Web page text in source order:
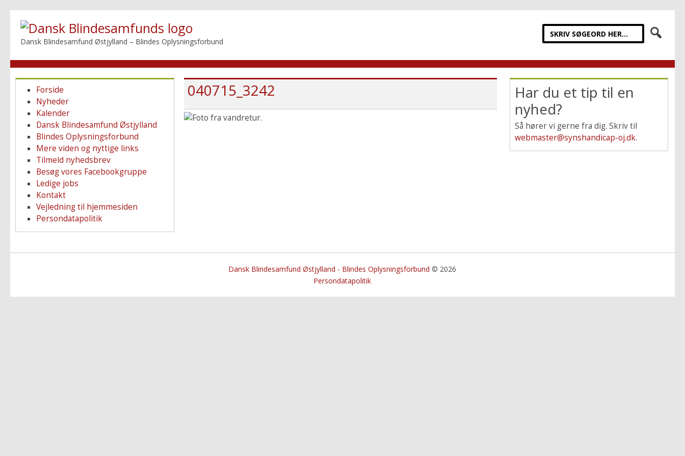
Dansk Blindesamfund Østjylland – Blindes Oplysningsforbund
040715_3242
Forside
Nyheder
Kalender
Dansk Blindesamfund Østjylland
Blindes Oplysningsforbund
Mere viden og nyttige links
Tilmeld nyhedsbrev
Besøg vores Facebookgruppe
Ledige jobs
Kontakt
Vejledning til hjemmesiden
Persondatapolitik
Har du et tip til en
nyhed?
Så hører vi gerne fra dig. Skriv til
webmaster@synshandicap-oj.dk.
Dansk Blindesamfund Østjylland - Blindes Oplysningsforbund © 2026
Persondatapolitik